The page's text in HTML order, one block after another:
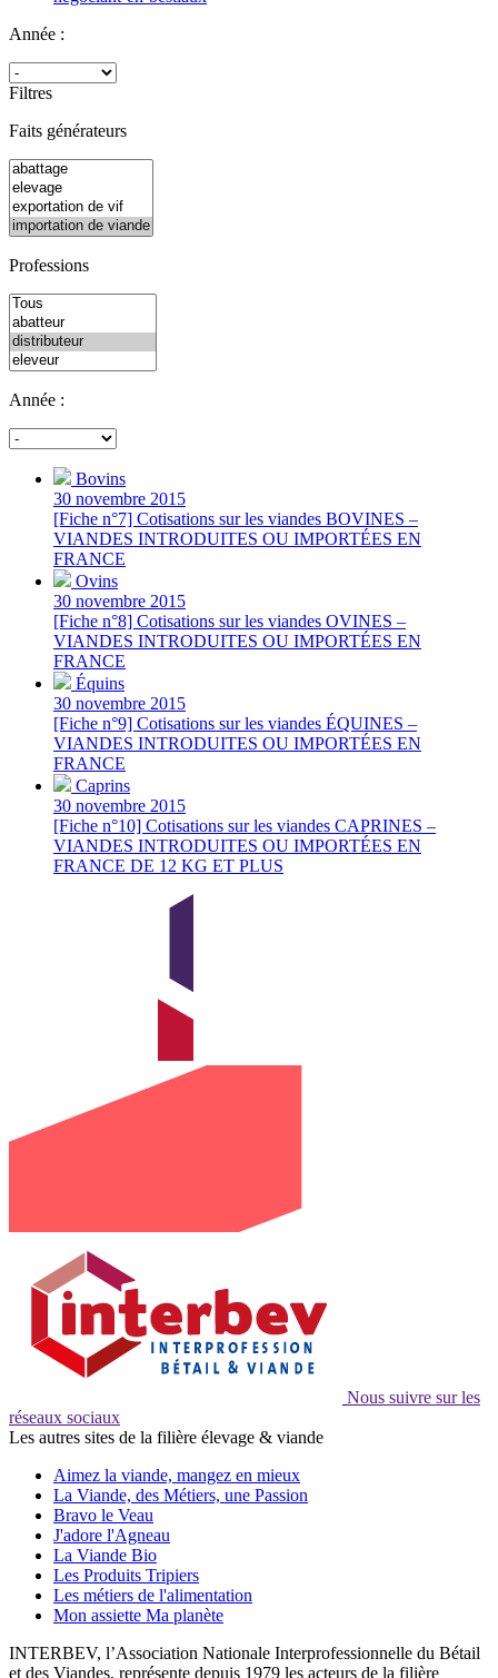
Année :
Filtres
Faits générateurs
Professions
Année :
Bovins
30 novembre 2015
[Fiche n°7] Cotisations sur les viandes BOVINES –
VIANDES INTRODUITES OU IMPORTÉES EN
FRANCE
Ovins
30 novembre 2015
[Fiche n°8] Cotisations sur les viandes OVINES –
VIANDES INTRODUITES OU IMPORTÉES EN
FRANCE
Équins
30 novembre 2015
[Fiche n°9] Cotisations sur les viandes ÉQUINES –
VIANDES INTRODUITES OU IMPORTÉES EN
FRANCE
Caprins
30 novembre 2015
[Fiche n°10] Cotisations sur les viandes CAPRINES –
VIANDES INTRODUITES OU IMPORTÉES EN
FRANCE DE 12 KG ET PLUS
Nous suivre sur les
réseaux sociaux
Les autres sites de la filière élevage & viande
Aimez la viande, mangez en mieux
La Viande, des Métiers, une Passion
Bravo le Veau
J'adore l'Agneau
La Viande Bio
Les Produits Tripiers
Les métiers de l'alimentation
Mon assiette Ma planète
INTERBEV, l’Association Nationale Interprofessionnelle du Bétail
et des Viandes, représente depuis 1979 les acteurs de la filière